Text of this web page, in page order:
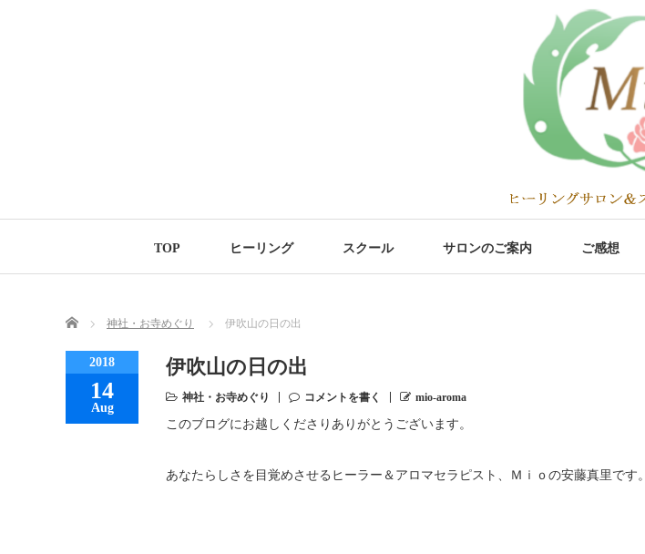
TOP ヒーリング スクール サロンのご案内 ご感想
Home 神社・お寺めぐり 伊吹山の日の出
2018
14
Aug
伊吹山の日の出
神社・お寺めぐり コメントを書く mio-aroma
このブログにお越しくださりありがとうございます。
あなたらしさを目覚めさせるヒーラー＆アロマセラピスト、Ｍｉｏの安藤真里です。